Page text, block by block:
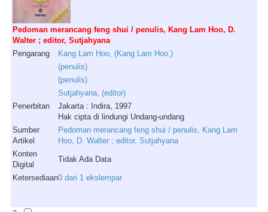
Pedoman merancang feng shui / penulis, Kang Lam Hoo, D.
Walter ; editor, Sutjahyana
Pengarang
Kang Lam Hoo, (Kang Lam Hoo,)
(penulis)
(penulis)
Sutjahyana, (editor)
Penerbitan
Jakarta : Indira, 1997
Hak cipta di lindungi Undang-undang
Sumber
Artikel
Pedoman merancang feng shui / penulis, Kang Lam
Hoo, D. Walter ; editor, Sutjahyana
Konten
Digital
Tidak Ada Data
Ketersediaan0 dari 1 ekslempar